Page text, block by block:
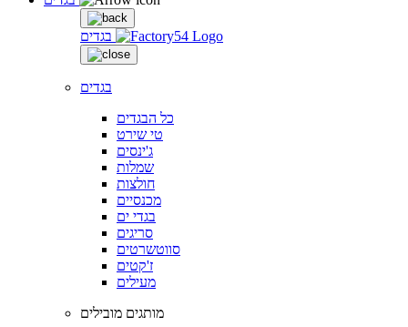
בגדים
בגדים
כל הבגדים
טי שירט
ג'ינסים
שמלות
חולצות
מכנסיים
בגדי ים
סריגים
סווטשרטים
ז'קטים
מעילים
מותגים מובילים